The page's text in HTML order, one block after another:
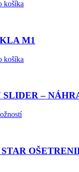
košíka
M1
košíka
–